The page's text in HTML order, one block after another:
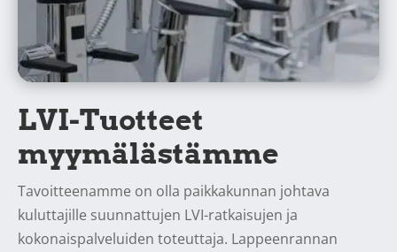
LVI-Tuotteet
myymälästämme
Tavoitteenamme on olla paikkakunnan johtava
kuluttajille suunnattujen LVI-ratkaisujen ja
kokonaispalveluiden toteuttaja. Lappeenrannan